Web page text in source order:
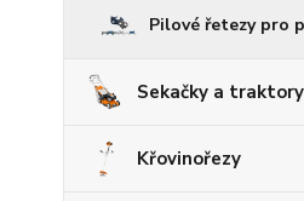
Pilové řetezy pro
Sekačky a traktory
Křovinořezy